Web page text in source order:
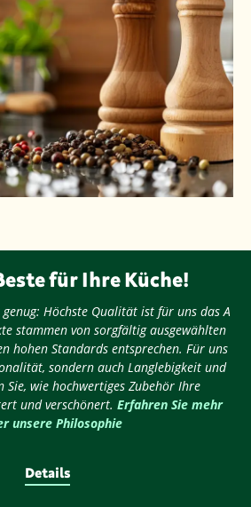
für Ihre Küche!
Höchste Qualität ist für uns das A
stammen von sorgfältig ausgewählten
hohen Standards entsprechen. Für uns
sondern auch Langlebigkeit und
Sie, wie hochwertiges Zubehör Ihre
und verschönert. Erfahren Sie mehr
unsere Philosophie
Details